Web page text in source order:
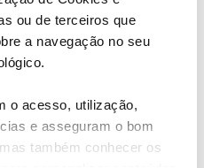
ou de terceiros que
a navegação no seu
o acesso, utilização,
e asseguram o bom
também conhecer os
nas nossas ofertas online?
à sua espera.Contacte-